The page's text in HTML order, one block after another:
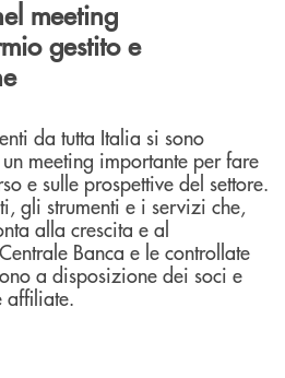
meeting
gestito e
da tutta Italia si sono
meeting importante per fare
e sulle prospettive del settore.
gli strumenti e i servizi che,
alla crescita e al
Banca e le controllate
a disposizione dei soci e
affiliate.